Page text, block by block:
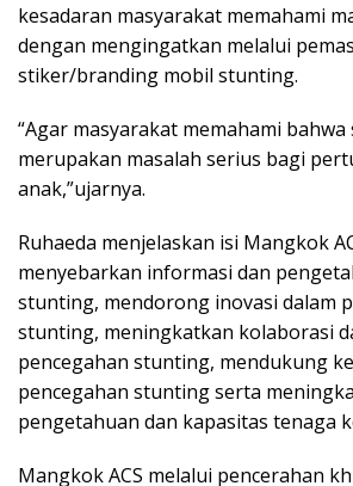
kesadaran masyarakat memahami
dengan mengingatkan melalui
stiker/branding mobil stunting.
“Agar masyarakat memahami
merupakan masalah serius bagi
anak,”ujarnya.
Ruhaeda menjelaskan isi Mangkok
menyebarkan informasi dan
stunting, mendorong inovasi dalam
stunting, meningkatkan kolaborasi
pencegahan stunting, mendukung
pencegahan stunting serta
pengetahuan dan kapasitas tenaga
Mangkok ACS melalui pencerahan